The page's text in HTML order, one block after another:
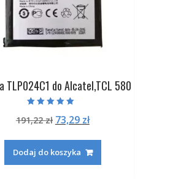
TLP024C1 do Alcatel,TCL 580
5.00
na 5
191,22zł Pierwotna
wynosiła:
191,22 zł.
73,29 złAktualna
73,29 zł.
Dodaj do koszyka